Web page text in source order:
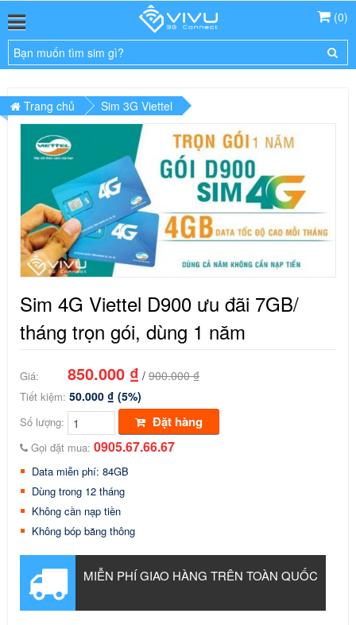
(0)
Trang chủ Sim 3G Viettel
Sim 4G Viettel D900 ưu đãi 7GB/
tháng trọn gói, dùng 1 năm
Giá: 850.000 ₫ / 900.000 ₫
Tiết kiệm: 50.000 ₫ (5%)
Số lượng: Đặt hàng
Gọi đặt mua: 0905.67.66.67
Data miễn phí: 84GB
Dùng trong 12 tháng
Không cần nạp tiền
Không bóp băng thông
MIỄN PHÍ GIAO HÀNG TRÊN TOÀN QUỐC